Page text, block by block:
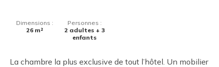
Dimensions :
26 m²
Personnes :
2 adultes + 3
enfants
La chambre la plus exclusive de tout l’hôtel. Un mobilier